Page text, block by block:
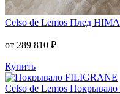
Celso de Lemos Плед
от 289 810 ₽
Купить
Celso de Lemos